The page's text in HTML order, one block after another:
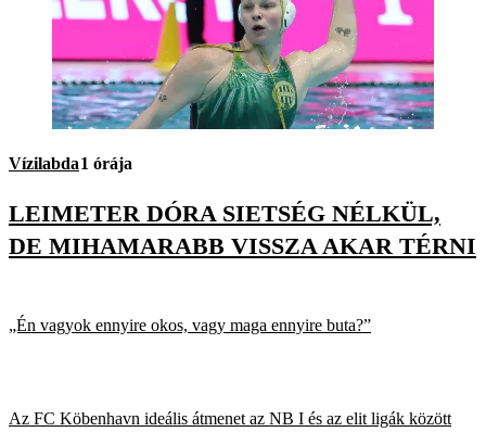
Vízilabda1 órája
LEIMETER DÓRA SIETSÉG NÉLKÜL,
DE MIHAMARABB VISSZA AKAR TÉRNI
„Én vagyok ennyire okos, vagy maga ennyire buta?”
Az FC Köbenhavn ideális átmenet az NB I és az elit ligák között